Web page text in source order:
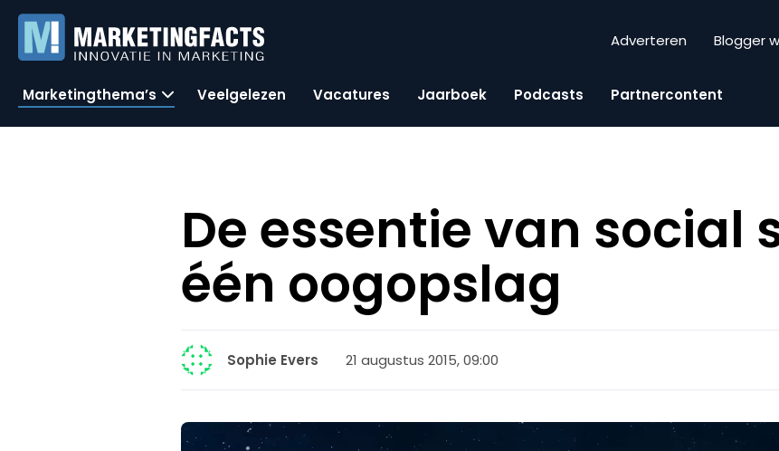
Adverteren Blogger
Marketingthema’s Veelgelezen Vacatures Jaarboek Podcasts Partnercontent
De essentie van social
één oogopslag
Sophie Evers 21 augustus 2015, 09:00